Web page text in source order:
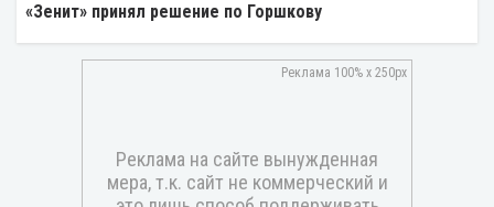
«Зенит» принял решение по Горшкову